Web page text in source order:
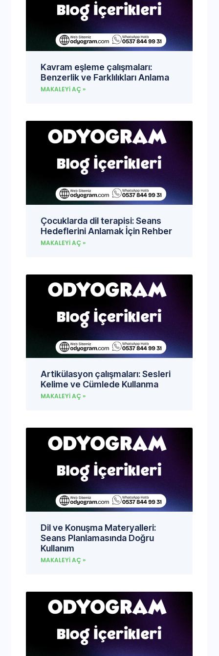
Kavram eşleme çalışmaları:
Benzerlik ve Farklılıkları Anlama
MAKALEYI AÇ »
Çocuklarda dil terapisi: Seans
Hedeflerini Anlamak İçin Rehber
MAKALEYI AÇ »
Artikülasyon çalışmaları: Sesleri
Kelime ve Cümlede Kullanma
MAKALEYI AÇ »
Dil ve Konuşma Materyalleri:
Seans Planlamasında Doğru
Kullanım
MAKALEYI AÇ »